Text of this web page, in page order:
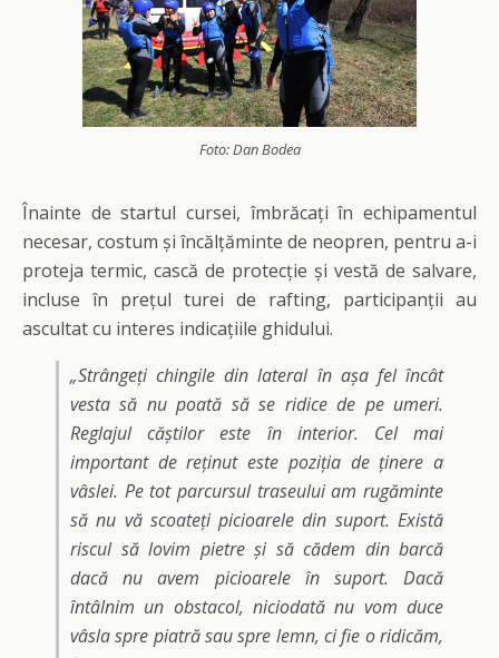
Foto: Dan Bodea
Înainte de startul cursei, îmbrăcați în echipamentul
necesar, costum și încălțăminte de neopren, pentru a-i
proteja termic, cască de protecție și vestă de salvare,
incluse în prețul turei de rafting, participanții au
ascultat cu interes indicațiile ghidului.
„Strângeți chingile din lateral în așa fel încât
vesta să nu poată să se ridice de pe umeri.
Reglajul căștilor este în interior. Cel mai
important de reținut este poziția de ținere a
vâslei. Pe tot parcursul traseului am rugăminte
să nu vă scoateți picioarele din suport. Există
riscul să lovim pietre și să cădem din barcă
dacă nu avem picioarele în suport. Dacă
întâlnim un obstacol, niciodată nu vom duce
vâsla spre piatră sau spre lemn, ci fie o ridicăm,